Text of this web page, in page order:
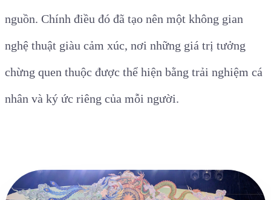
nguồn. Chính điều đó đã tạo nên một không gian
nghệ thuật giàu cảm xúc, nơi những giá trị tưởng
chừng quen thuộc được thể hiện bằng trải nghiệm cá
nhân và ký ức riêng của mỗi người.